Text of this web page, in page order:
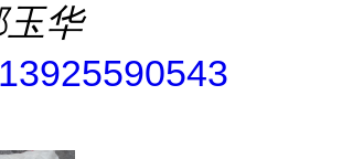
玉华
13925590543